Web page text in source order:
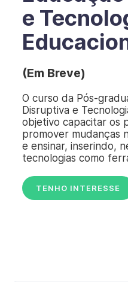
e
(Em Breve)
O curso da Pós-
Disruptiva e
objetivo capacitar os
promover mudanças
e ensinar, inserindo,
tecnologias como
TENHO INTERESSE